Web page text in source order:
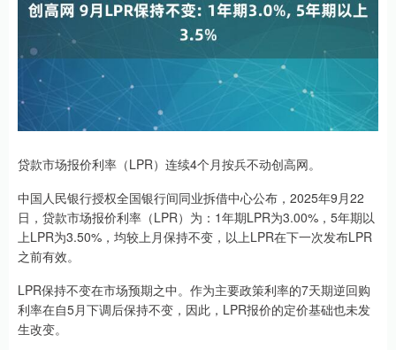
贷款市场报价利率（LPR）连续4个月按兵不动创高网。
中国人民银行授权全国银行间同业拆借中心公布，2025年9月22
日，贷款市场报价利率（LPR）为：1年期LPR为3.00%，5年期以
上LPR为3.50%，均较上月保持不变，以上LPR在下一次发布LPR
之前有效。
LPR保持不变在市场预期之中。作为主要政策利率的7天期逆回购
利率在自5月下调后保持不变，因此，LPR报价的定价基础也未发
生改变。